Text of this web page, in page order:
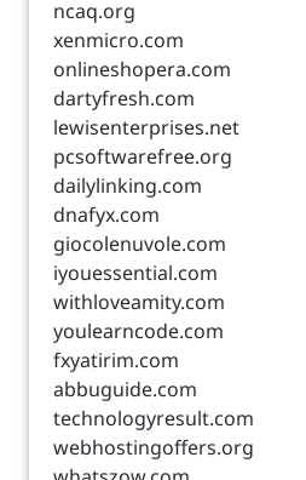
ncaq.org
xenmicro.com
onlineshopera.com
dartyfresh.com
lewisenterprises.net
pcsoftwarefree.org
dailylinking.com
dnafyx.com
giocolenuvole.com
iyouessential.com
withloveamity.com
youlearncode.com
fxyatirim.com
abbuguide.com
technologyresult.com
webhostingoffers.org